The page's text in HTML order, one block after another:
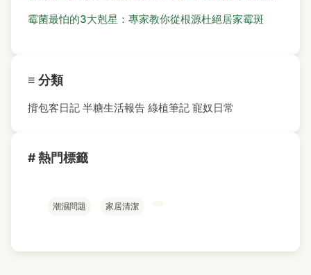
霉菌最怕的3大剋星：專家教你從根源杜絕居家霉斑
≡ 分類
揹包客日記 半糖生活報告 綠植筆記 寵奴日常
# 熱門標籤
潮濕問題 家居清潔